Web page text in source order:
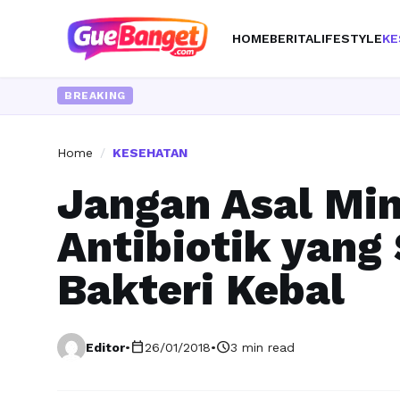
HOMEBERITALIFESTYLE
BREAKING
Home / KESEHATAN
Jangan Asal
Antibiotik yang
Bakteri Kebal
Editor•calendar_today26/01/2018•schedule3 min read